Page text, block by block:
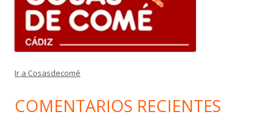
Ir a Cosasdecomé
COMENTARIOS RECIENTES